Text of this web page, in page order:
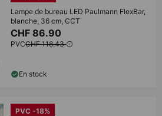
Lampe de bureau LED Paulmann FlexBar,
blanche, 36 cm, CCT
CHF 86.90
PVCCHF 118.43
En stock
PVC -18%